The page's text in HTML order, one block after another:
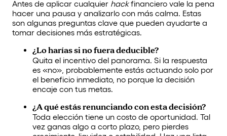
Antes de aplicar cualquier hackfinanciero vale la pena
hacer una pausa y analizarlo con más calma. Estas
son algunas preguntas clave que pueden ayudarte a
tomar decisiones más estratégicas.
¿Lo harías si no fuera deducible?
Quita el incentivo del panorama. Si la respuesta
es «no», probablemente estás actuando solo por
el beneficio inmediato, no porque la decisión
encaje con tus metas.
¿A qué estás renunciando con esta decisión?
Toda elección tiene un costo de oportunidad. Tal
vez ganas algo a corto plazo, pero pierdes